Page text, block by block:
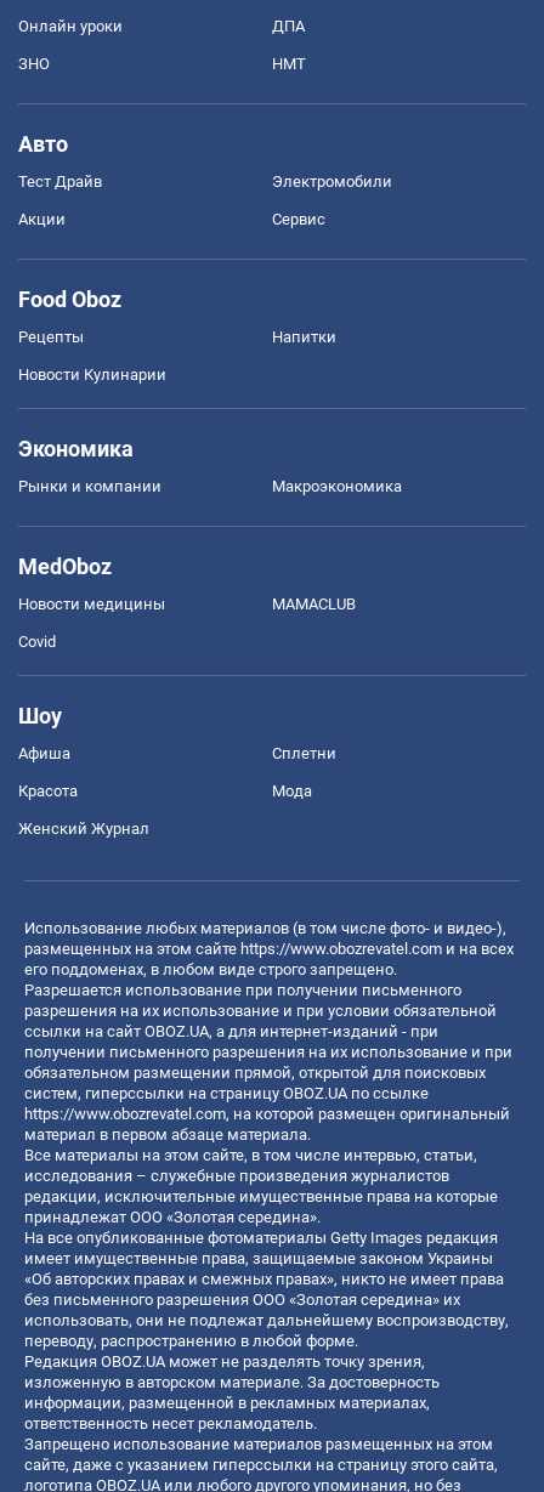
Онлайн уроки ДПА
ЗНО НМТ
Авто
Тест Драйв Электромобили
Акции Сервис
Food Oboz
Рецепты Напитки
Новости Кулинарии
Экономика
Рынки и компании Mакроэкономика
MedOboz
Новости медицины MAMACLUB
Covid
Шоу
Афиша Сплетни
Красота Мода
Женский Журнал
Использование любых материалов (в том числе фото- и видео-),
размещенных на этом сайте https://www.obozrevatel.com и на всех
его поддоменах, в любом виде строго запрещено.
Разрешается использование при получении письменного
разрешения на их использование и при условии обязательной
ссылки на сайт OBOZ.UA, а для интернет-изданий - при
получении письменного разрешения на их использование и при
обязательном размещении прямой, открытой для поисковых
систем, гиперссылки на страницу OBOZ.UA по ссылке
https://www.obozrevatel.com, на которой размещен оригинальный
материал в первом абзаце материала.
Все материалы на этом сайте, в том числе интервью, статьи,
исследования – служебные произведения журналистов
редакции, исключительные имущественные права на которые
принадлежат ООО «Золотая середина».
На все опубликованные фотоматериалы Getty Images редакция
имеет имущественные права, защищаемые законом Украины
«Об авторских правах и смежных правах», никто не имеет права
без письменного разрешения ООО «Золотая середина» их
использовать, они не подлежат дальнейшему воспроизводству,
переводу, распространению в любой форме.
Редакция OBOZ.UA может не разделять точку зрения,
изложенную в авторском материале. За достоверность
информации, размещенной в рекламных материалах,
ответственность несет рекламодатель.
Запрещено использование материалов размещенных на этом
сайте, даже с указанием гиперссылки на страницу этого сайта,
логотипа OBOZ.UA или любого другого упоминания, но без